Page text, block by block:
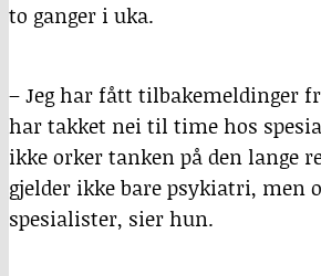
to ganger i uka.
– Jeg har fått tilbakemeldinger
har takket nei til time hos
ikke orker tanken på den lange
gjelder ikke bare psykiatri, men
spesialister, sier hun.